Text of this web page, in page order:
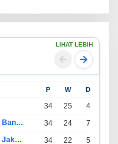
LIHAT LEBIH
P W D
34 25 4
Persatuan Sepak Bola Indonesia Bandung 34 24 7
Persatuan Sepak Bola Indonesia Jakarta 34 22 5